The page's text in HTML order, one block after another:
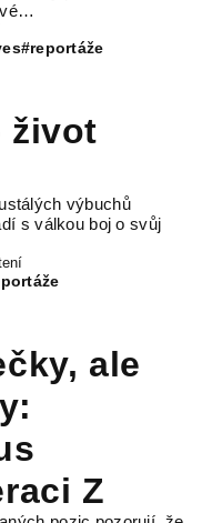
#reportáže
život
výbuchů
s válkou boj o svůj
ale
Z